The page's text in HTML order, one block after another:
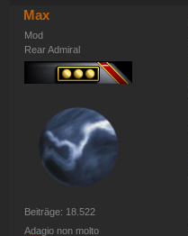
Max
Mod
Rear Admiral
Beiträge: 18.522
Adagio non molto